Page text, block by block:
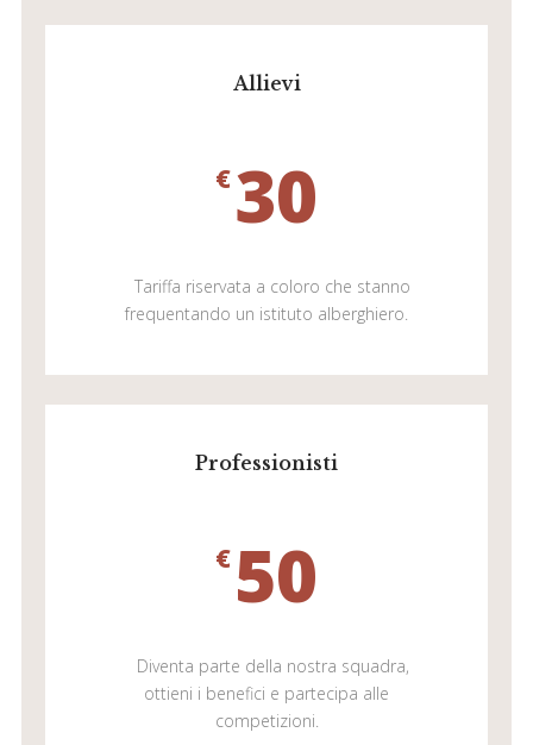
Allievi
€30
Tariffa riservata a coloro che stanno
frequentando un istituto alberghiero.
Professionisti
€ 50
Diventa parte della nostra squadra,
ottieni i benefici e partecipa alle
competizioni.